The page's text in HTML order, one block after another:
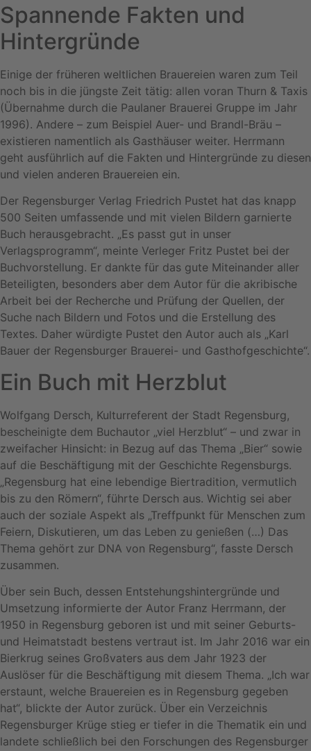
Spannende Fakten und
Hintergründe
Einige der früheren weltlichen Brauereien waren zum Teil
noch bis in die jüngste Zeit tätig: allen voran Thurn & Taxis
(Übernahme durch die Paulaner Brauerei Gruppe im Jahr
1996). Andere – zum Beispiel Auer- und Brandl-Bräu –
existieren namentlich als Gasthäuser weiter. Herrmann
geht ausführlich auf die Fakten und Hintergründe zu diesen
und vielen anderen Brauereien ein.
Der Regensburger Verlag Friedrich Pustet hat das knapp
500 Seiten umfassende und mit vielen Bildern garnierte
Buch herausgebracht. „Es passt gut in unser
Verlagsprogramm“, meinte Verleger Fritz Pustet bei der
Buchvorstellung. Er dankte für das gute Miteinander aller
Beteiligten, besonders aber dem Autor für die akribische
Arbeit bei der Recherche und Prüfung der Quellen, der
Suche nach Bildern und Fotos und die Erstellung des
Textes. Daher würdigte Pustet den Autor auch als „Karl
Bauer der Regensburger Brauerei- und Gasthofgeschichte“.
Ein Buch mit Herzblut
Wolfgang Dersch, Kulturreferent der Stadt Regensburg,
bescheinigte dem Buchautor „viel Herzblut“ – und zwar in
zweifacher Hinsicht: in Bezug auf das Thema „Bier“ sowie
auf die Beschäftigung mit der Geschichte Regensburgs.
„Regensburg hat eine lebendige Biertradition, vermutlich
bis zu den Römern“, führte Dersch aus. Wichtig sei aber
auch der soziale Aspekt als „Treffpunkt für Menschen zum
Feiern, Diskutieren, um das Leben zu genießen (…) Das
Thema gehört zur DNA von Regensburg“, fasste Dersch
zusammen.
Über sein Buch, dessen Entstehungshintergründe und
Umsetzung informierte der Autor Franz Herrmann, der
1950 in Regensburg geboren ist und mit seiner Geburts-
und Heimatstadt bestens vertraut ist. Im Jahr 2016 war ein
Bierkrug seines Großvaters aus dem Jahr 1923 der
Auslöser für die Beschäftigung mit diesem Thema. „Ich war
erstaunt, welche Brauereien es in Regensburg gegeben
hat“, blickte der Autor zurück. Über ein Verzeichnis
Regensburger Krüge stieg er tiefer in die Thematik ein und
landete schließlich bei den Forschungen des Regensburger